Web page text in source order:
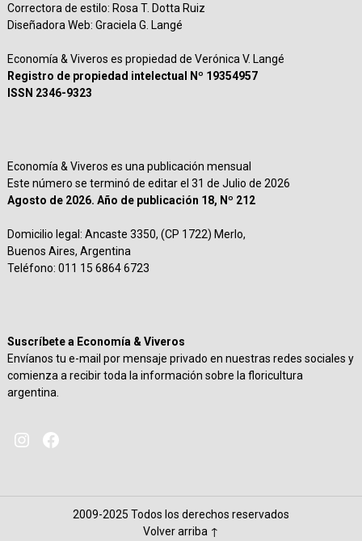
Correctora de estilo: Rosa T. Dotta Ruiz
Diseñadora Web: Graciela G. Langé
Economía & Viveros es propiedad de Verónica V. Langé
Registro de propiedad intelectual Nº 19354957
ISSN 2346-9323
Economía & Viveros es una publicación mensual
Este número se terminó de editar el 31 de Julio de 2026
Agosto de 2026. Año de publicación 18, Nº 212
Domicilio legal: Ancaste 3350, (CP 1722) Merlo,
Buenos Aires, Argentina
Teléfono: 011 15 6864 6723
Suscríbete a Economía & Viveros
Envíanos tu e-mail por mensaje privado en nuestras redes sociales y
comienza a recibir toda la información sobre la floricultura
argentina.
2009-2025 Todos los derechos reservados
Volver arriba ↑